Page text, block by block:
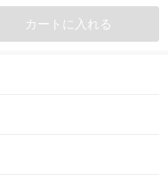
カートに入れる